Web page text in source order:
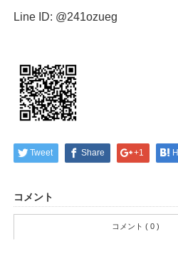
Line ID: @241ozueg
Tweet Share +1
コメント
コメント ( 0 )